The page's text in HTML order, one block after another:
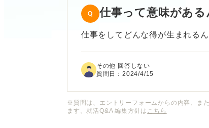
仕事って意味がある
仕事をしてどんな得が生まれる
その他 回答しない
質問日：2024/4/15
※質問は、エントリーフォームからの内容、ま
ます。就活Q&A 編集方針は こちら